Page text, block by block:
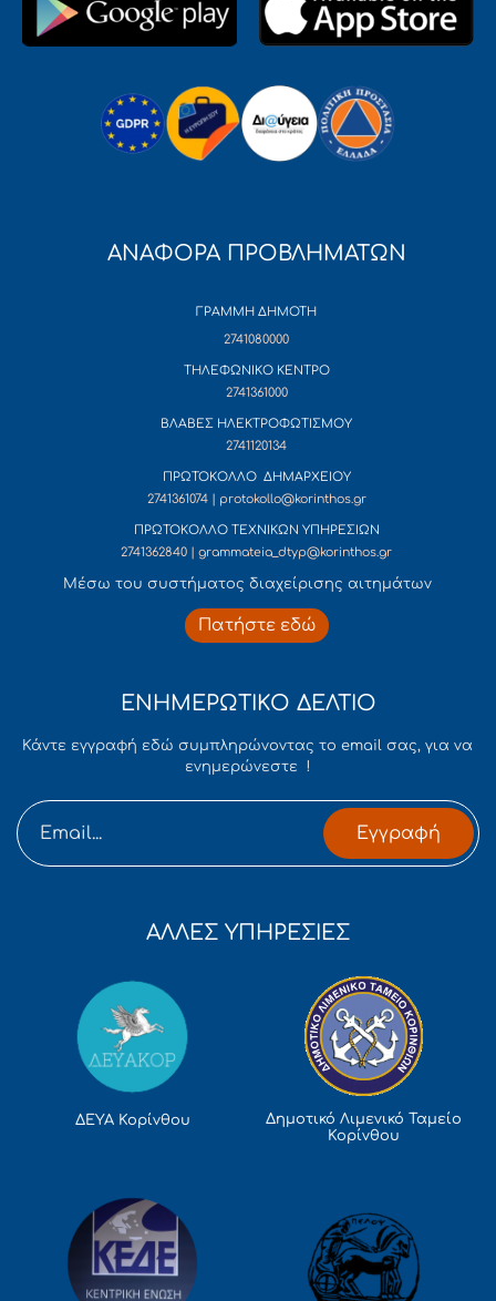
ΑΝΑΦΟΡΑ ΠΡΟΒΛΗΜΑΤΩΝ
ΓΡΑΜΜΗ ΔΗΜΟΤΗ
2741080000
ΤΗΛΕΦΩΝΙΚΟ ΚΕΝΤΡΟ
2741361000
ΒΛΑΒΕΣ ΗΛΕΚΤΡΟΦΩΤΙΣΜΟΥ
2741120134
ΠΡΩΤΟΚΟΛΛΟ ΔΗΜΑΡΧΕΙΟΥ
2741361074 | protokollo@korinthos.gr
ΠΡΩΤΟΚΟΛΛΟ ΤΕΧΝΙΚΩΝ ΥΠΗΡΕΣΙΩΝ
2741362840 | grammateia_dtyp@korinthos.gr
Mέσω του συστήματος διαχείρισης αιτημάτων
Πατήστε εδώ
ΕΝΗΜΕΡΩΤΙΚΟ ΔΕΛΤΙΟ
Κάντε εγγραφή εδώ συμπληρώνοντας το email σας, για να
ενημερώνεστε !
Εγγραφή
ΑΛΛΕΣ ΥΠΗΡΕΣΙΕΣ
ΔΕΥΑ Κορίνθου
Δημοτικό Λιμενικό Ταμείο
Κορίνθου